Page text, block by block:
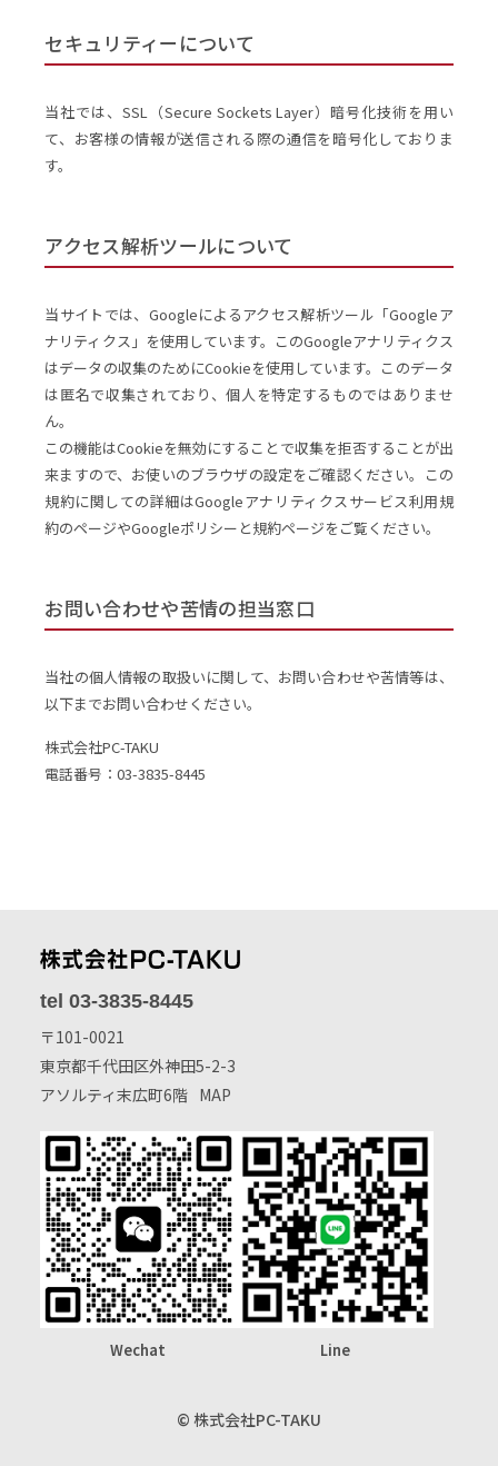
セキュリティーについて
当社では、SSL（Secure Sockets Layer）暗号化技術を用い
て、お客様の情報が送信される際の通信を暗号化しておりま
す。
アクセス解析ツールについて
当サイトでは、Googleによるアクセス解析ツール「Googleア
ナリティクス」を使用しています。このGoogleアナリティクス
はデータの収集のためにCookieを使用しています。このデータ
は匿名で収集されており、個人を特定するものではありませ
ん。
この機能はCookieを無効にすることで収集を拒否することが出
来ますので、お使いのブラウザの設定をご確認ください。この
規約に関しての詳細はGoogleアナリティクスサービス利用規
約のページやGoogleポリシーと規約ページをご覧ください。
お問い合わせや苦情の担当窓口
当社の個人情報の取扱いに関して、お問い合わせや苦情等は、
以下までお問い合わせください。
株式会社PC-TAKU
電話番号：03-3835-8445
tel 03-3835-8445
〒101-0021
東京都千代田区外神田5-2-3
アソルティ末広町6階 MAP
Wechat Line
© 株式会社PC-TAKU